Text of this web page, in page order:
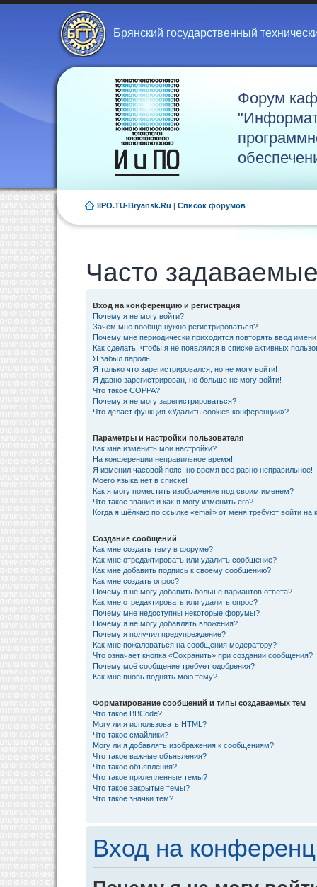
Брянский государственный
Форум
IIPO.TU-Bryansk.Ru | Список форумов
Часто
Вход на конференцию и регистрация
Почему я не могу войти?
Зачем мне вообще нужно регистрироваться?
Почему мне периодически приходится повторять ввод
Как сделать, чтобы я не появлялся в списке активных
Я забыл пароль!
Я только что зарегистрировался, но не могу войти!
Я давно зарегистрирован, но больше не могу войти!
Что такое COPPA?
Почему я не могу зарегистрироваться?
Что делает функция «Удалить cookies конференции»?
Параметры и настройки пользователя
Как мне изменить мои настройки?
На конференции неправильное время!
Я изменил часовой пояс, но время все равно неправильное!
Моего языка нет в списке!
Как я могу поместить изображение под своим именем?
Что такое звание и как я могу изменить его?
Когда я щёлкаю по ссылке «email» от меня требуют войти на
Создание сообщений
Как мне создать тему в форуме?
Как мне отредактировать или удалить сообщение?
Как мне добавить подпись к своему сообщению?
Как мне создать опрос?
Почему я не могу добавить больше вариантов ответа?
Как мне отредактировать или удалить опрос?
Почему мне недоступны некоторые форумы?
Почему я не могу добавлять вложения?
Почему я получил предупреждение?
Как мне пожаловаться на сообщения модератору?
Что означает кнопка «Сохранить» при создании сообщения?
Почему моё сообщение требует одобрения?
Как мне вновь поднять мою тему?
Форматирование сообщений и типы создаваемых тем
Что такое BBCode?
Могу ли я использовать HTML?
Что такое смайлики?
Могу ли я добавлять изображения к сообщениям?
Что такое важные объявления?
Что такое объявления?
Что такое прилепленные темы?
Что такое закрытые темы?
Что такое значки тем?
Вход на